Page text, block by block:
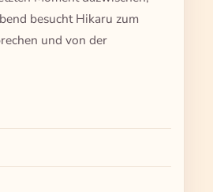
besucht Hikaru zum
und von der